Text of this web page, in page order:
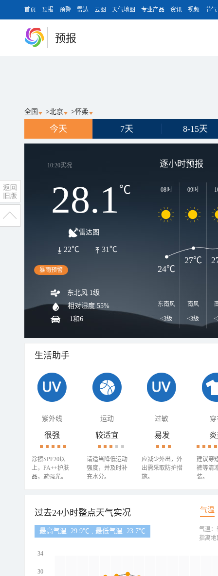
首页 预报 预警 雷达 云图 天气地图 专业产品 资讯 视频 节气
预报
全国 >北京 >怀柔
今天 7天 8-15天
10:20实况
28.1℃
雷达图
31℃
22℃
暴雨预警
东北风 1级
相对湿度 55%
1和6
逐小时预报
08时
东南风
<3级
09时
南风
<3级
24℃
27℃
生活助手
紫外线 运动 过敏 穿
很强
涂擦SPF20以
上，PA++护肤
品，避强光。
较适宜
请适当降低运动
强度，并及时补
充水分。
易发
应减少外出，外
出需采取防护措
施。
建议穿
裤等清
装。
过去24小时整点天气实况 气温
最高气温: 29.9℃ , 最低气温: 23.7℃
34
30
气温：
指离地